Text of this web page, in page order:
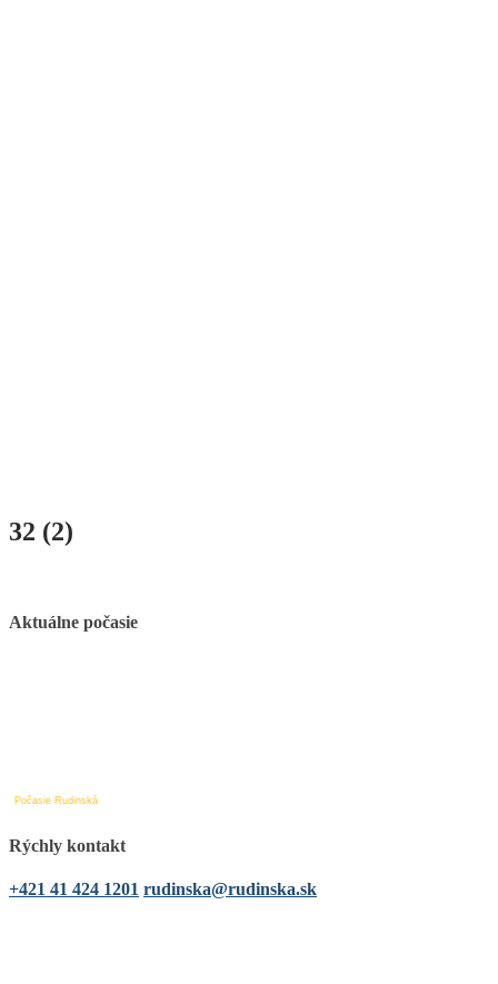
32 (2)
Aktuálne počasie
Počasie Rudinská
Rýchly kontakt
+421 41 424 1201 rudinska@rudinska.sk